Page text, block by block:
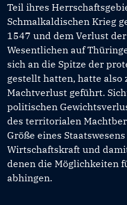
Teil ihres
Schmalkaldischen Krieg
1547 und dem Verlust
Wesentlichen auf
sich an die Spitze der
gestellt hatten, hatte also
Machtverlust geführt.
politischen
des territorialen
Größe eines
Wirtschaftskraft und
denen die Möglichkeiten
abhingen.